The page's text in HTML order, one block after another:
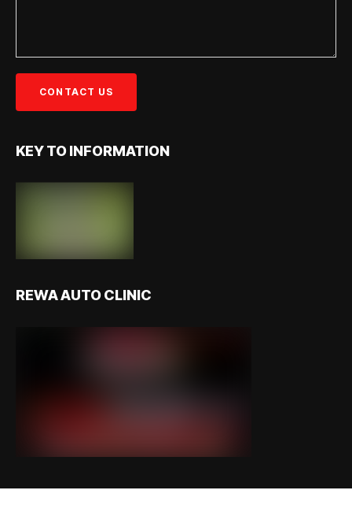
KEY TO INFORMATION
REWA AUTO CLINIC